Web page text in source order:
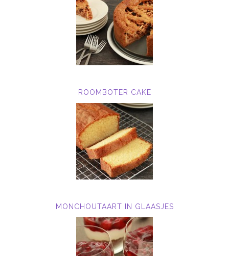
ROOMBOTER CAKE
MONCHOUTAART IN GLAASJES